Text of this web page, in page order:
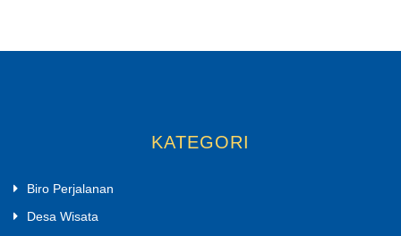
KATEGORI
Biro Perjalanan
Desa Wisata